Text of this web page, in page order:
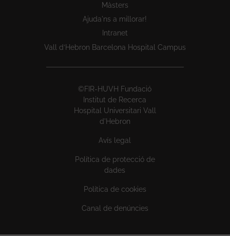
Màsters
Ajuda'ns a millorar!
Intranet
Vall d’Hebron Barcelona Hospital Campus
©FIR-HUVH Fundació
Institut de Recerca
Hospital Universitari Vall
d'Hebron
Avís legal
Política de protecció de
dades
Política de cookies
Canal de denúncies